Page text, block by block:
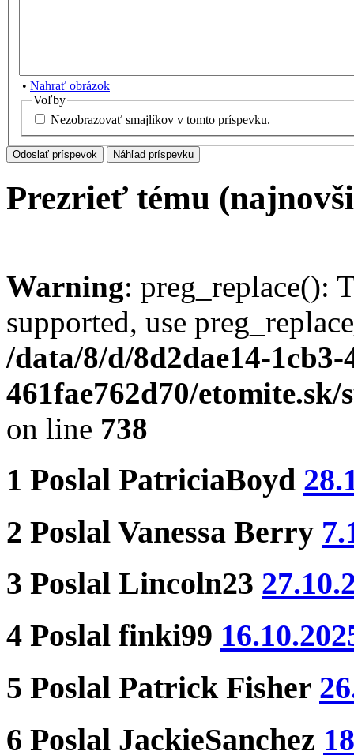
• Nahrať obrázok
Voľby
Nezobrazovať smajlíkov v tomto príspevku.
Prezrieť tému
Warning: preg_replace():
supported, use
/data/8/d/8d2dae14-1cb3-
461fae762d70/
on line 738
1 Poslal PatriciaBoyd
2 Poslal Vanessa Berry
3 Poslal Lincoln23
4 Poslal finki99
5 Poslal Patrick Fisher
6 Poslal JackieSanchez